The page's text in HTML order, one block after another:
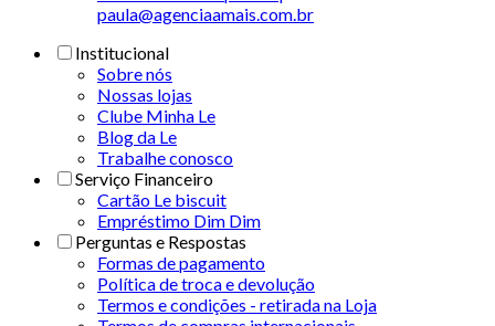
paula@agenciaamais.com.br
Institucional
Sobre nós
Nossas lojas
Clube Minha Le
Blog da Le
Trabalhe conosco
Serviço Financeiro
Cartão Le biscuit
Empréstimo Dim Dim
Perguntas e Respostas
Formas de pagamento
Política de troca e devolução
Termos e condições - retirada na Loja